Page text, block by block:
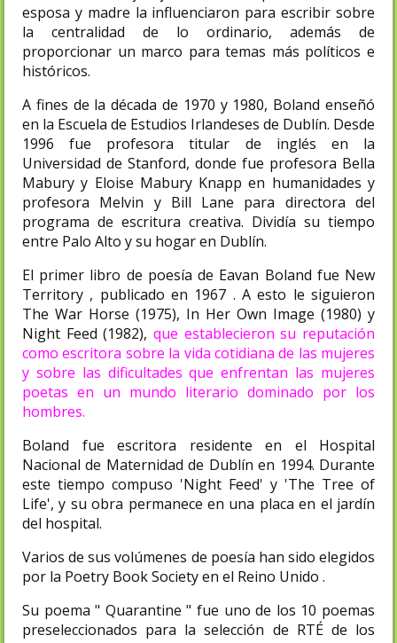
esposa y madre la influenciaron para escribir sobre
la centralidad de lo ordinario, además de
proporcionar un marco para temas más políticos e
históricos.
A fines de la década de 1970 y 1980, Boland enseñó
en la Escuela de Estudios Irlandeses de Dublín. Desde
1996 fue profesora titular de inglés en la
Universidad de Stanford, donde fue profesora Bella
Mabury y Eloise Mabury Knapp en humanidades y
profesora Melvin y Bill Lane para directora del
programa de escritura creativa. Dividía su tiempo
entre Palo Alto y su hogar en Dublín.
El primer libro de poesía de Eavan Boland fue New
Territory , publicado en 1967 . A esto le siguieron
The War Horse (1975), In Her Own Image (1980) y
Night Feed (1982), que establecieron su reputación
como escritora sobre la vida cotidiana de las mujeres
y sobre las dificultades que enfrentan las mujeres
poetas en un mundo literario dominado por los
hombres.
Boland fue escritora residente en el Hospital
Nacional de Maternidad de Dublín en 1994. Durante
este tiempo compuso 'Night Feed' y 'The Tree of
Life', y su obra permanece en una placa en el jardín
del hospital.
Varios de sus volúmenes de poesía han sido elegidos
por la Poetry Book Society en el Reino Unido .
Su poema " Quarantine " fue uno de los 10 poemas
preseleccionados para la selección de RTÉ de los